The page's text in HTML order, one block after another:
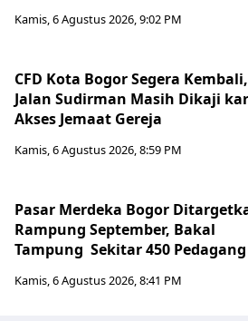
Kamis, 6 Agustus 2026, 9:02 PM
CFD Kota Bogor Segera Kembali,
Jalan Sudirman Masih Dikaji
Akses Jemaat Gereja
Kamis, 6 Agustus 2026, 8:59 PM
Pasar Merdeka Bogor
Rampung September, Bakal
Tampung Sekitar 450 Pedagang
Kamis, 6 Agustus 2026, 8:41 PM